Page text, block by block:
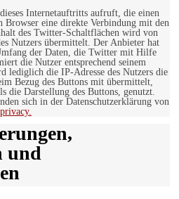
Internetauftritts aufruft, die einen
Browser eine direkte Verbindung mit den
des Twitter-Schaltflächen wird von
Nutzers übermittelt. Der Anbieter hat
der Daten, die Twitter mit Hilfe
die Nutzer entsprechend seinem
lediglich die IP-Adresse des Nutzers die
Bezug des Buttons mit übermittelt,
die Darstellung des Buttons, genutzt.
sich in der Datenschutzerklärung von
und